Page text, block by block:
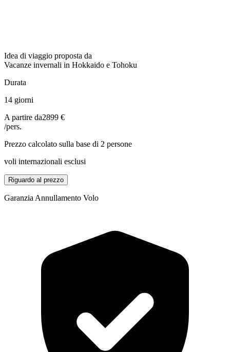
Idea di viaggio proposta da
Vacanze invernali in Hokkaido e Tohoku
Durata
14 giorni
A partire da2899 €
/pers.
Prezzo calcolato sulla base di 2 persone
voli internazionali esclusi
Riguardo al prezzo
Garanzia Annullamento Volo